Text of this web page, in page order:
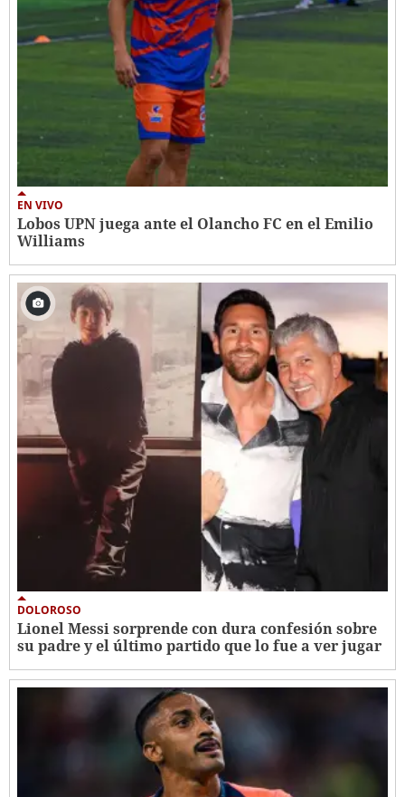
EN VIVO
Lobos UPN juega ante el Olancho FC en el Emilio
Williams
DOLOROSO
Lionel Messi sorprende con dura confesión sobre
su padre y el último partido que lo fue a ver jugar